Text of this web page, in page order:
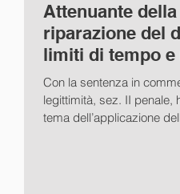
Attenuante della
riparazione del
limiti di tempo e
di applicazione
sez
Con la sentenza in
legittimità, sez. II penale,
tema dell’applicazione